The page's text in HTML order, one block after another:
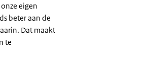
eigen
beter aan de
Dat maakt
te